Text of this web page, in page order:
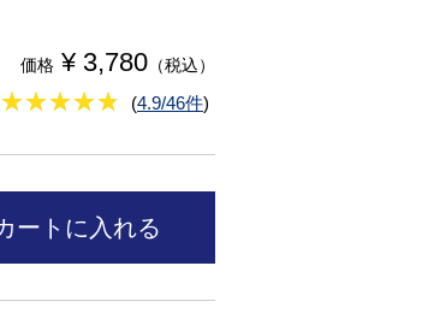
価格 ¥ 3,780 （税込）
★★★★★
★★★★★ (4.9/46件)